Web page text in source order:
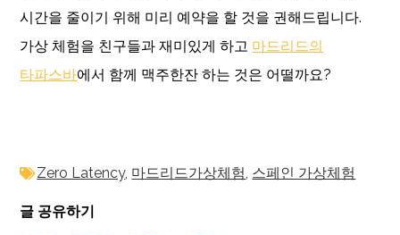
시간을 줄이기 위해 미리 예약을 할 것을 권해드립니다.
가상 체험을 친구들과 재미있게 하고 마드리드의
타파스바에서 함께 맥주한잔 하는 것은 어떨까요?
Zero Latency, 마드리드가상체험, 스페인 가상체험
글 공유하기